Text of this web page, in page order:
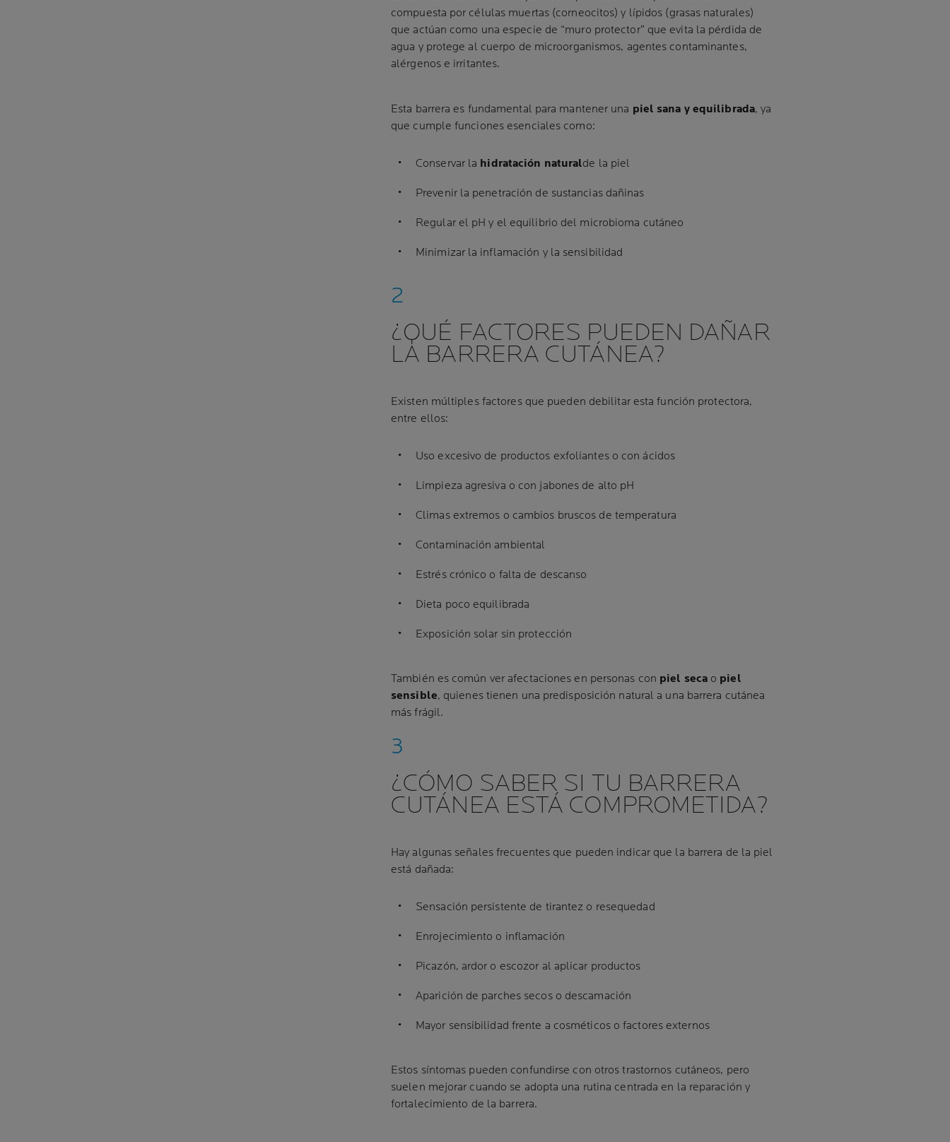
compuesta por células muertas (corneocitos) y lípidos (grasas naturales)
que actúan como una especie de “muro protector” que evita la pérdida de
agua y protege al cuerpo de microorganismos, agentes contaminantes,
alérgenos e irritantes.
Esta barrera es fundamental para mantener una piel sana y equilibrada, ya
que cumple funciones esenciales como:
Conservar la hidratación naturalde la piel
Prevenir la penetración de sustancias dañinas
Regular el pH y el equilibrio del microbioma cutáneo
Minimizar la inflamación y la sensibilidad
¿QUÉ FACTORES PUEDEN DAÑAR
LA BARRERA CUTÁNEA?
Existen múltiples factores que pueden debilitar esta función protectora,
entre ellos:
Uso excesivo de productos exfoliantes o con ácidos
Limpieza agresiva o con jabones de alto pH
Climas extremos o cambios bruscos de temperatura
Contaminación ambiental
Estrés crónico o falta de descanso
Dieta poco equilibrada
Exposición solar sin protección
También es común ver afectaciones en personas con piel secao piel
sensible, quienes tienen una predisposición natural a una barrera cutánea
más frágil.
¿CÓMO SABER SI TU BARRERA
CUTÁNEA ESTÁ COMPROMETIDA?
Hay algunas señales frecuentes que pueden indicar que la barrera de la piel
está dañada:
Sensación persistente de tirantez o resequedad
Enrojecimiento o inflamación
Picazón, ardor o escozor al aplicar productos
Aparición de parches secos o descamación
Mayor sensibilidad frente a cosméticos o factores externos
Estos síntomas pueden confundirse con otros trastornos cutáneos, pero
suelen mejorar cuando se adopta una rutina centrada en la reparación y
fortalecimiento de la barrera.